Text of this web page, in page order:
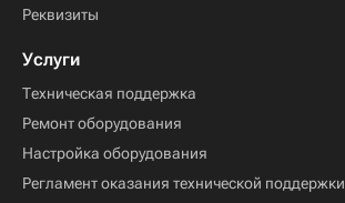
Реквизиты
Услуги
Техническая поддержка
Ремонт оборудования
Настройка оборудования
Регламент оказания технической поддержки